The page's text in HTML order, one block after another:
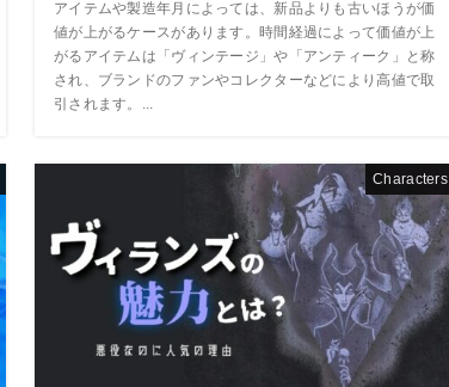
アイテムや製造年月によっては、新品よりも古いほうが価
値が上がるケースがあります。時間経過によって価値が上
がるアイテムは「ヴィンテージ」や「アンティーク」と称
され、ブランドのファンやコレクターなどにより高値で取
引されます。...
Characters